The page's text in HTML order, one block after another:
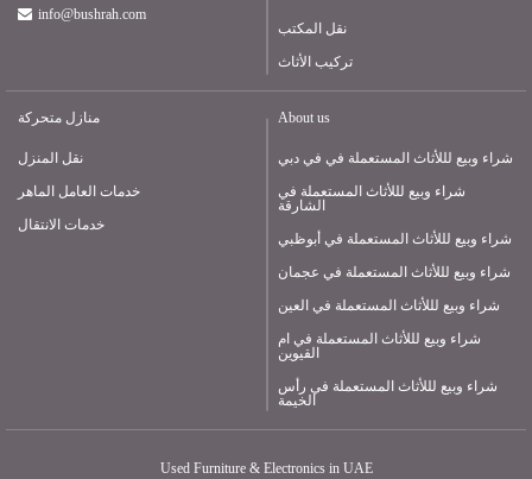
info@bushrah.com
نقل المكتب
تركيب الأثاث
منازل متحركة
نقل المنزل
خدمات العامل الماهر
خدمات الانتقال
About us
شراء وبيع لللأثاث المستعملة في في دبي
شراء وبيع لللأثاث المستعملة في
الشارقة
شراء وبيع لللأثاث المستعملة في أبوظبي
شراء وبيع لللأثاث المستعملة في عجمان
شراء وبيع لللأثاث المستعملة في العين
شراء وبيع لللأثاث المستعملة في ام
القيوين
شراء وبيع لللأثاث المستعملة في رأس
الخيمة
Used Furniture & Electronics in UAE